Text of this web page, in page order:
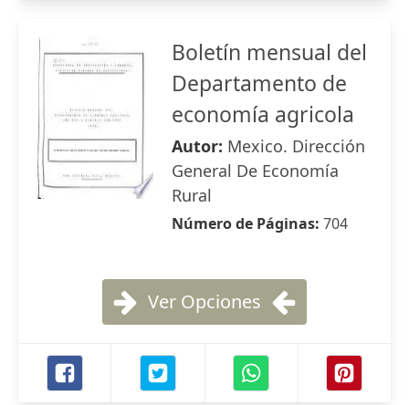
Boletín mensual del
Departamento de
economía agricola
Autor: Mexico. Dirección
General De Economía
Rural
Número de Páginas: 704
Ver Opciones